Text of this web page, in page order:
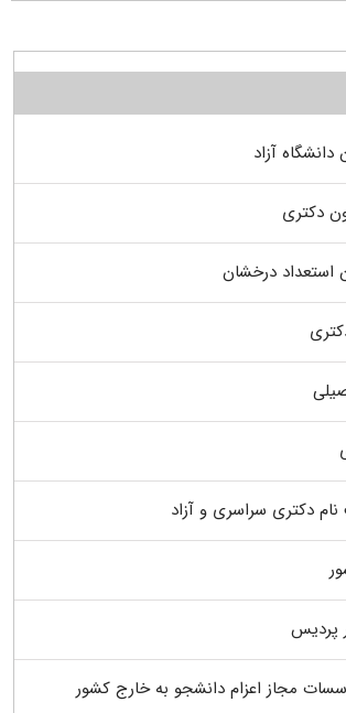
آزاد
دکتری
استعداد درخشان
نام دکتری سراسری و آزاد
پردیس
مجاز اعزام دانشجو به خارج کشور